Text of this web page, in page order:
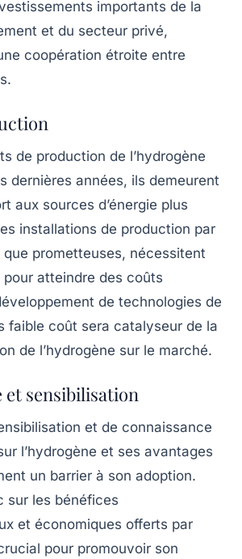
importants de la
et du secteur privé,
coopération étroite entre
de production de l’hydrogène
dernières années, ils demeurent
aux sources d’énergie plus
installations de production par
prometteuses, nécessitent
atteindre des coûts
de technologies de
faible coût sera catalyseur de la
de l’hydrogène sur le marché.
et sensibilisation
et de connaissance
l’hydrogène et ses avantages
un barrier à son adoption.
sur les bénéfices
et économiques offerts par
pour promouvoir son